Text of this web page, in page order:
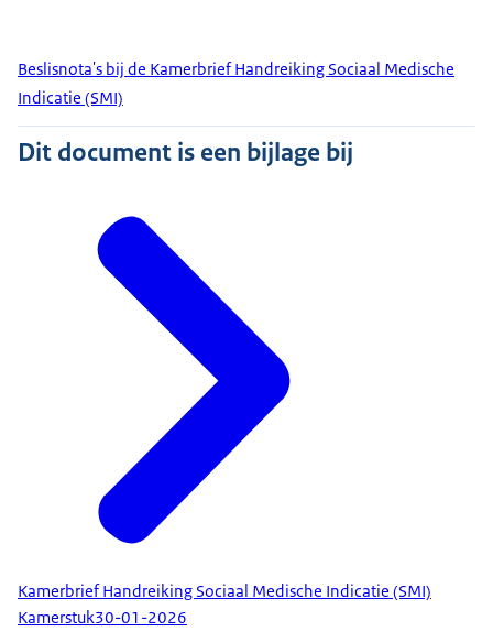
Beslisnota's bij de Kamerbrief Handreiking Sociaal Medische
Indicatie (SMI)
Dit document is een bijlage bij
Kamerbrief Handreiking Sociaal Medische Indicatie (SMI)
Kamerstuk30-01-2026